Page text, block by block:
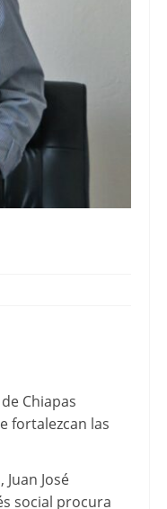
Chiapas
fortalezcan las
José
social procura